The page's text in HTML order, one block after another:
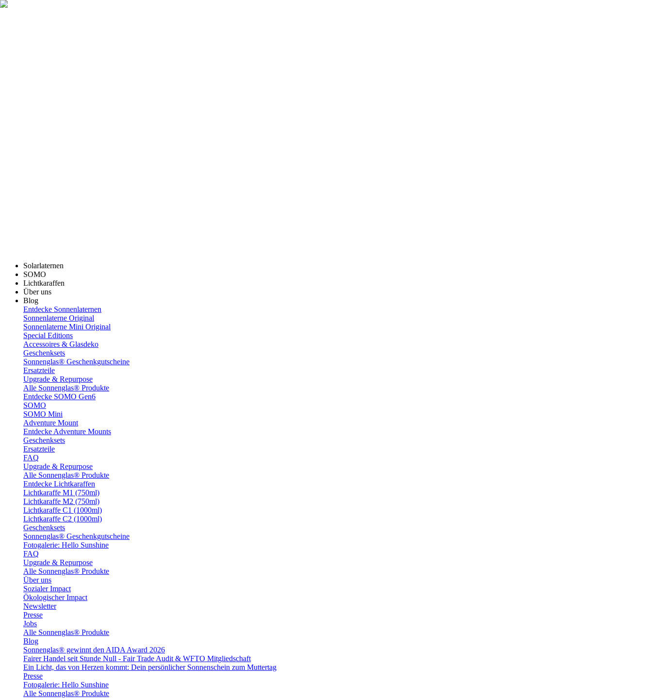
Solarlaternen
SOMO
Lichtkaraffen
Über uns
Blog
Entdecke Sonnenlaternen
Sonnenlaterne Original
Sonnenlaterne Mini Original
Special Editions
Accessoires & Glasdeko
Geschenksets
Sonnenglas® Geschenkgutscheine
Ersatzteile
Upgrade & Repurpose
Alle Sonnenglas® Produkte
Entdecke SOMO Gen6
SOMO
SOMO Mini
Adventure Mount
Entdecke Adventure Mounts
Geschenksets
Ersatzteile
FAQ
Upgrade & Repurpose
Alle Sonnenglas® Produkte
Entdecke Lichtkaraffen
Lichtkaraffe M1 (750ml)
Lichtkaraffe M2 (750ml)
Lichtkaraffe C1 (1000ml)
Lichtkaraffe C2 (1000ml)
Geschenksets
Sonnenglas® Geschenkgutscheine
Fotogalerie: Hello Sunshine
FAQ
Upgrade & Repurpose
Alle Sonnenglas® Produkte
Über uns
Sozialer Impact
Ökologischer Impact
Newsletter
Presse
Jobs
Alle Sonnenglas® Produkte
Blog
Sonnenglas® gewinnt den AIDA Award 2026
Fairer Handel seit Stunde Null - Fair Trade Audit & WFTO Mitgliedschaft
Ein Licht, das von Herzen kommt: Dein persönlicher Sonnenschein zum Muttertag
Presse
Fotogalerie: Hello Sunshine
Alle Sonnenglas® Produkte